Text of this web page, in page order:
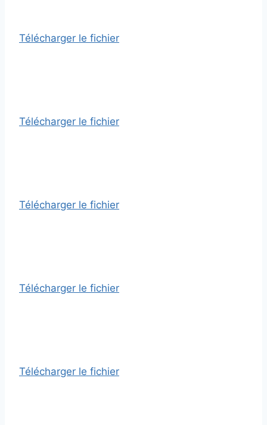
Télécharger le fichier
Télécharger le fichier
Télécharger le fichier
Télécharger le fichier
Télécharger le fichier